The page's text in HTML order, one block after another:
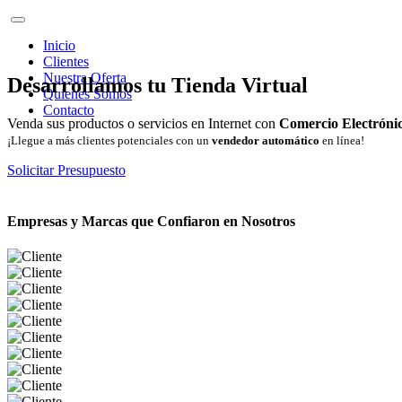
Inicio
Clientes
Nuestra Oferta
Quienes Somos
Contacto
Desarrollamos tu Tienda Virtual
Venda sus productos o servicios en Internet con Comercio
¡Llegue a más clientes potenciales con un vendedor automático en línea!
Solicitar Presupuesto
Empresas y Marcas que Confiaron en Nosotros